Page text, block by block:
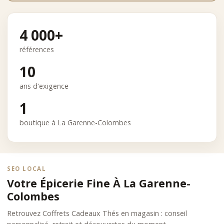
4 000+
références
10
ans d'exigence
1
boutique à La Garenne-Colombes
SEO LOCAL
Votre Épicerie Fine À La Garenne-
Colombes
Retrouvez Coffrets Cadeaux Thés en magasin : conseil